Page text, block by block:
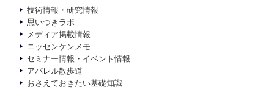
技術情報・研究情報
思いつきラボ
メディア掲載情報
ニッセンケンメモ
セミナー情報・イベント情報
アパレル散歩道
おさえておきたい基礎知識